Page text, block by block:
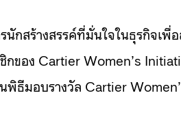
กสร้างสรรค์ที่มั่นใจในธุรกิจเพื่
กของ Cartier Women’s
พิธีมอบรางวัล Cartier